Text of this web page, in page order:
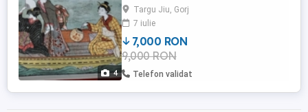
4
Targu Jiu, Gorj
7 iulie
7,000 RON
9,000 RON
Telefon validat